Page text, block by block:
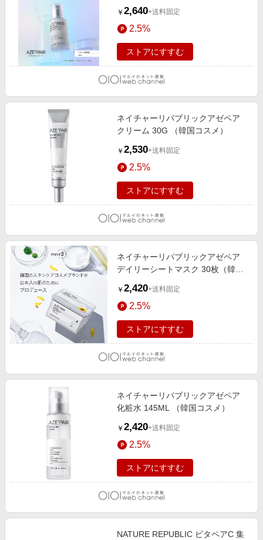
￥ 2,640+送料固定
2.5%
ストアにすすむ
ネイチャーリパブリックアゼペア
クリーム 30G （韓国コスメ）
￥ 2,530+送料固定
2.5%
ストアにすすむ
ネイチャーリパブリックアゼペア
デイリーシートマスク 30枚（韓国
￥ 2,420+送料固定
2.5%
ストアにすすむ
ネイチャーリパブリックアゼペア
化粧水 145ML （韓国コスメ）
￥ 2,420+送料固定
2.5%
ストアにすすむ
NATURE REPUBLIC ビタペアC 集